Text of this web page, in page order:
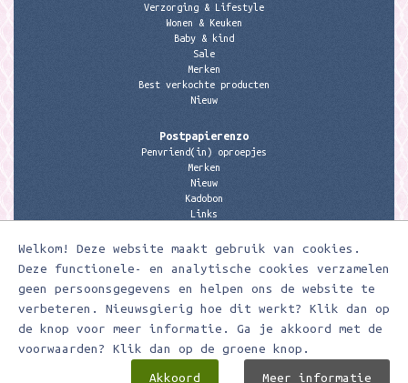
Welkom! Deze website maakt gebruik van cookies.
Deze functionele- en analytische cookies verzamelen
geen persoonsgegevens en helpen ons de website te
verbeteren. Nieuwsgierig hoe dit werkt? Klik dan op
de knop voor meer informatie. Ga je akkoord met de
voorwaarden? Klik dan op de groene knop.
Akkoord Meer informatie
Verzorging & Lifestyle
Wonen & Keuken
Baby & kind
Sale
Merken
Best verkochte producten
Nieuw
Postpapierenzo
Penvriend(in) oproepjes
Merken
Nieuw
Kadobon
Links
Contactgegevens
Meerleuks
anita@meerleuks.nl
06 – 107 163 36
KVK nummer: 58807179
BTW nummer: 853190859B01